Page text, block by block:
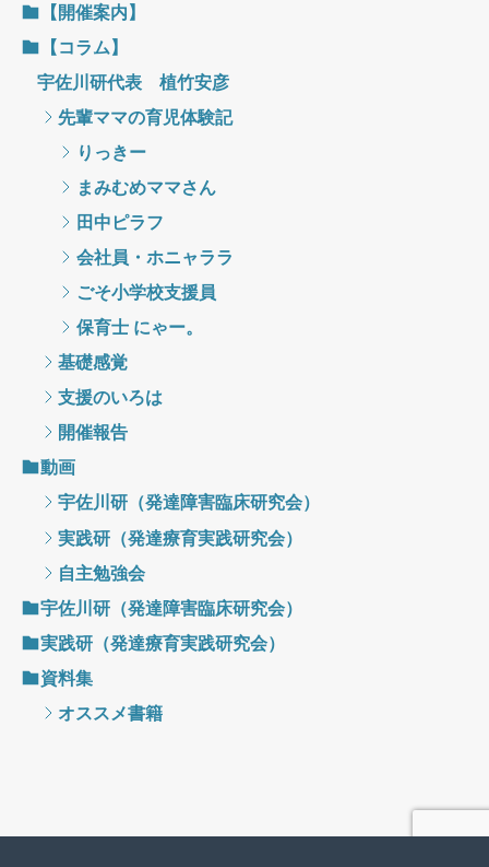
【開催案内】
【コラム】
宇佐川研代表 植竹安彦
先輩ママの育児体験記
りっきー
まみむめママさん
田中ピラフ
会社員・ホニャララ
ごそ小学校支援員
保育士 にゃー。
基礎感覚
支援のいろは
開催報告
動画
宇佐川研（発達障害臨床研究会）
実践研（発達療育実践研究会）
自主勉強会
宇佐川研（発達障害臨床研究会）
実践研（発達療育実践研究会）
資料集
オススメ書籍